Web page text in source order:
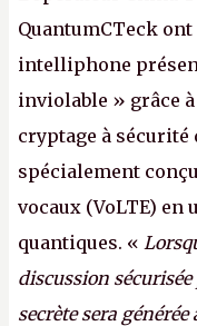
QuantumCTeck
intelliphone
inviolable » grâce
cryptage à sécurité
spécialement
vocaux (VoLTE)
quantiques. «
discussion
secrète sera